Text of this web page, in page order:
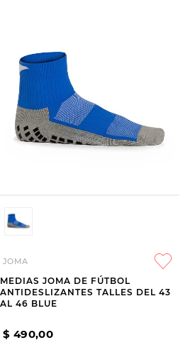
JOMA
MEDIAS JOMA DE FÚTBOL
ANTIDESLIZANTES TALLES DEL 43
AL 46 BLUE
$ 490,00